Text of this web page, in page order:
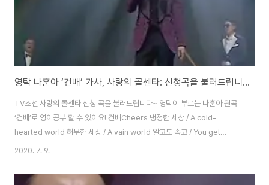
영탁 나훈아 ‘건배’ 가사, 사랑의 콜센타: 신청곡을 불러드립니다~ [트로트 영어로]
TV조선 사랑의 콜센타 신청 곡을 불러드립니다~ 영탁이 부르는 나훈아 원곡
‘건배’로 영어공부 할 수 있어요! 건배Cheers 냉정한 세상 / A cold-
hearted world 허무한 세상 / A vain world 알고도 속고 / You get
deceived when you know 모르고도 속는 세상 / And even when you
what thinks 가엾은 엄니 / My poor mother 원망일랑 말어라 / Do not
2020. 7. 9.